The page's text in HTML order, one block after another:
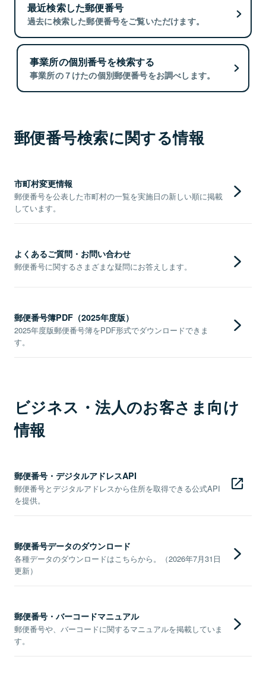
最近検索した郵便番号
過去に検索した郵便番号をご覧いただけます。
事業所の個別番号を検索する
事業所の７けたの個別郵便番号をお調べします。
郵便番号検索に関する情報
市町村変更情報
郵便番号を公表した市町村の一覧を実施日の新しい順に掲載
しています。
よくあるご質問・お問い合わせ
郵便番号に関するさまざまな疑問にお答えします。
郵便番号簿PDF（2025年度版）
2025年度版郵便番号簿をPDF形式でダウンロードできま
す。
ビジネス・法人のお客さま向け
情報
郵便番号・デジタルアドレスAPI
郵便番号とデジタルアドレスから住所を取得できる公式API
を提供。
郵便番号データのダウンロード
各種データのダウンロードはこちらから。（2026年7月31日
更新）
郵便番号・バーコードマニュアル
郵便番号や、バーコードに関するマニュアルを掲載していま
す。